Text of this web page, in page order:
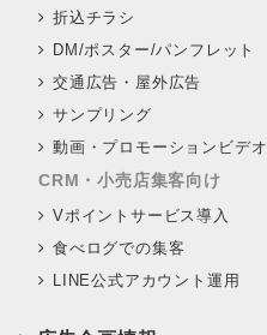
折込チラシ
DM/ポスター/パンフレット
交通広告・屋外広告
サンプリング
動画・プロモーションビデオ
CRM・小売店集客向け
Vポイントサービス導入
食べログでの集客
LINE公式アカウント運用